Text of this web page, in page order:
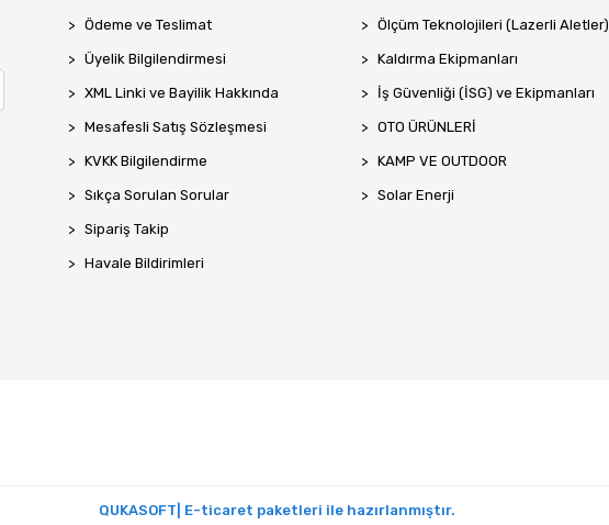
Ödeme ve Teslimat
Üyelik Bilgilendirmesi
XML Linki ve Bayilik Hakkında
Mesafesli Satış Sözleşmesi
KVKK Bilgilendirme
Sıkça Sorulan Sorular
Sipariş Takip
Havale Bildirimleri
Ölçüm Teknolojileri (Lazerli Aletler)
Kaldırma Ekipmanları
İş Güvenliği (İSG) ve Ekipmanları
OTO ÜRÜNLERİ
KAMP VE OUTDOOR
Solar Enerji
QUKASOFT| E-ticaret paketleri ile hazırlanmıştır.